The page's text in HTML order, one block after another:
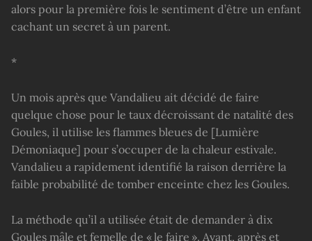
alors pour la première fois le sentiment d’être un enfant
cachant un secret à un parent.
*
Un mois après que Vandalieu ait décidé de faire
quelque chose pour le taux décroissant de natalité des
Goules, il utilise les flammes bleues de [Lumière
Démoniaque] pour s’occuper de la chaleur estivale.
Vandalieu a rapidement identifié la raison derrière la
faible probabilité de tomber enceinte chez les Goules.
La méthode qu’il a utilisée était de demander à dix
Goules mâle et femelle de « le faire ». Avant, après et